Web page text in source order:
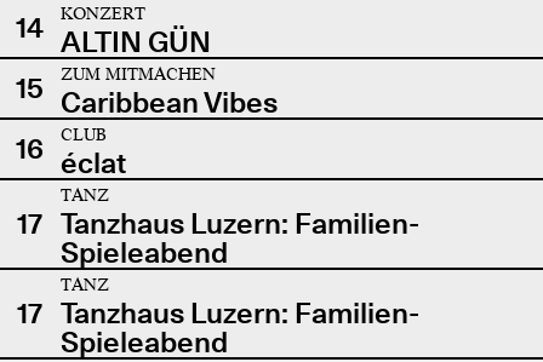
14
KONZERT
ALTIN GÜN
15
ZUM MITMACHEN
Caribbean Vibes
16
CLUB
éclat
17
TANZ
Tanzhaus Luzern: Familien-
Spieleabend
17
TANZ
Tanzhaus Luzern: Familien-
Spieleabend